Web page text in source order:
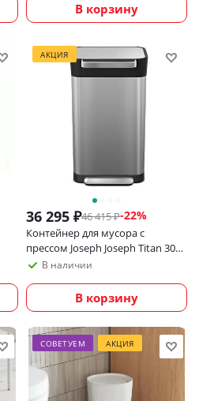
В корзину
АКЦИЯ
36 295 ₽46 415₽-22%
Контейнер для мусора с
прессом Joseph Joseph Titan 30
литров, нержавеющая
В наличии
В корзину
СОВЕТУЕМ АКЦИЯ